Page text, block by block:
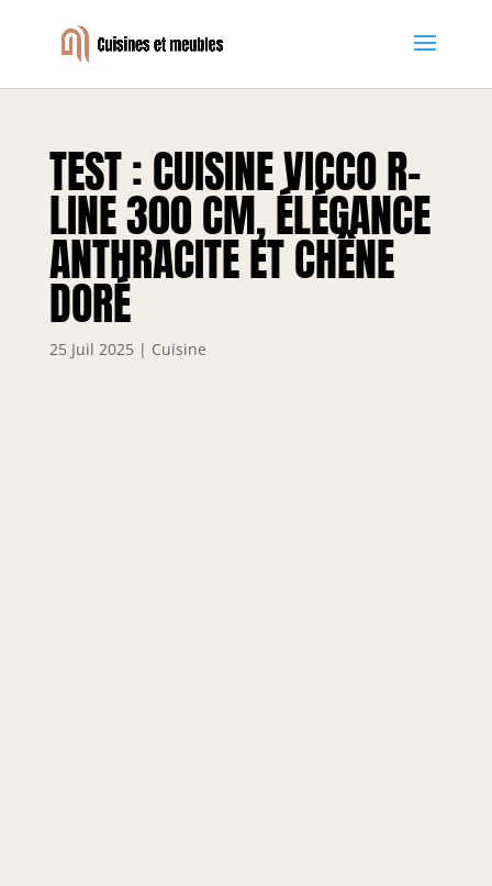
TEST : CUISINE VICCO R-
LINE 300 CM, ÉLÉGANCE
ANTHRACITE ET CHÊNE
DORÉ
25 Juil 2025 | Cuisine